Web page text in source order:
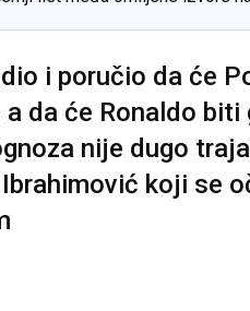
i poručio da će
da će Ronaldo biti
nije dugo
koji se